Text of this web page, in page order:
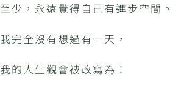
至少，永遠覺得自己有進步空間。
我完全沒有想過有一天，
我的人生觀會被改寫為：